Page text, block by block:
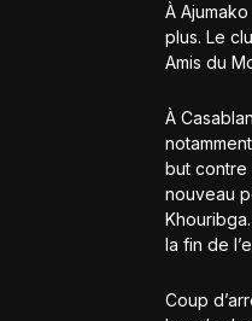
À
plus. Le
Amis du
À
but contre
nouveau
la fin de
Coup